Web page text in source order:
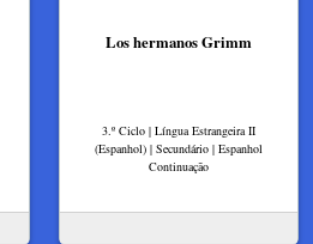
Los hermanos Grimm
3.º Ciclo | Língua Estrangeira II
(Espanhol) | Secundário | Espanhol
Continuação